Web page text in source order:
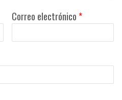
Correo electrónico *